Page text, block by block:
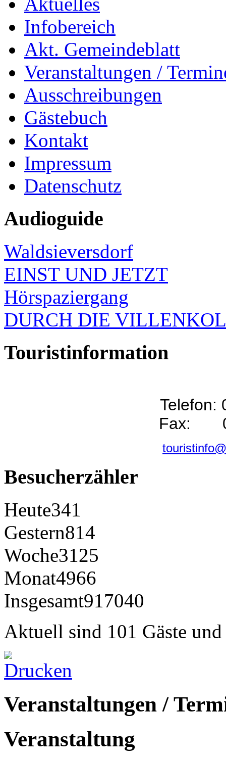
Infobereich
Akt. Gemeindeblatt
Veranstaltungen /
Ausschreibungen
Gästebuch
Kontakt
Impressum
Datenschutz
Audioguide
Waldsieversdorf
EINST UND JETZT
Hörspaziergang
DURCH DIE
Touristinformation
Telefon:
Fax:
Besucherzähler
Heute341
Gestern814
Woche3125
Monat4966
Insgesamt917040
Aktuell sind 101 Gäste
Veranstaltungen /
Veranstaltung